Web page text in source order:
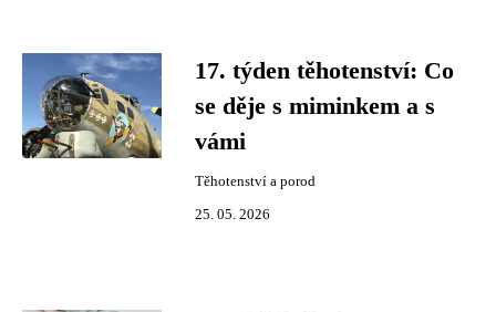
17. týden těhotenství: Co
se děje s miminkem a s
vámi
Těhotenství a porod
25. 05. 2026